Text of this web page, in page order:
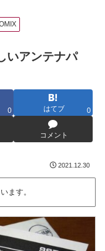
いアンテナパ
0 はてブ 0
コメント
2021.12.30
ます。